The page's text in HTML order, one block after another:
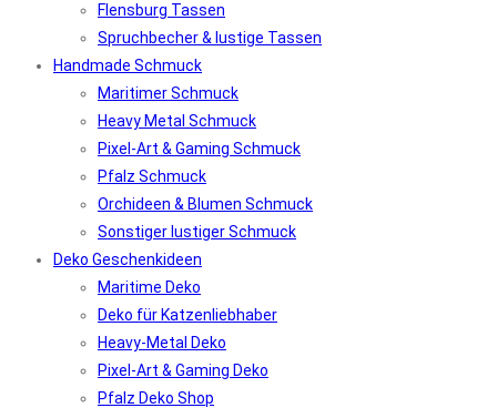
Flensburg Tassen
Spruchbecher & lustige Tassen
Handmade Schmuck
Maritimer Schmuck
Heavy Metal Schmuck
Pixel-Art & Gaming Schmuck
Pfalz Schmuck
Orchideen & Blumen Schmuck
Sonstiger lustiger Schmuck
Deko Geschenkideen
Maritime Deko
Deko für Katzenliebhaber
Heavy-Metal Deko
Pixel-Art & Gaming Deko
Pfalz Deko Shop